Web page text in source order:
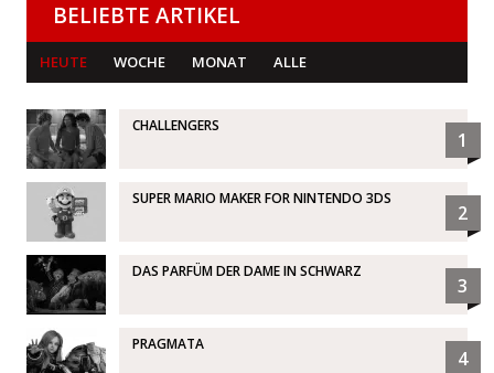
BELIEBTE ARTIKEL
HEUTE WOCHE MONAT ALLE
CHALLENGERS
1
SUPER MARIO MAKER FOR NINTENDO 3DS
2
DAS PARFÜM DER DAME IN SCHWARZ
3
PRAGMATA
4